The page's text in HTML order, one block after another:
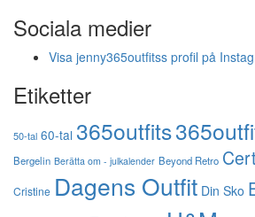
Sociala medier
Visa jenny365outfitss profil på
Etiketter
50-tal 60-tal 365outfits
Bergelin Berätta om - julkalender Beyond Retro
Cristine Dagens Outfit Din Sko